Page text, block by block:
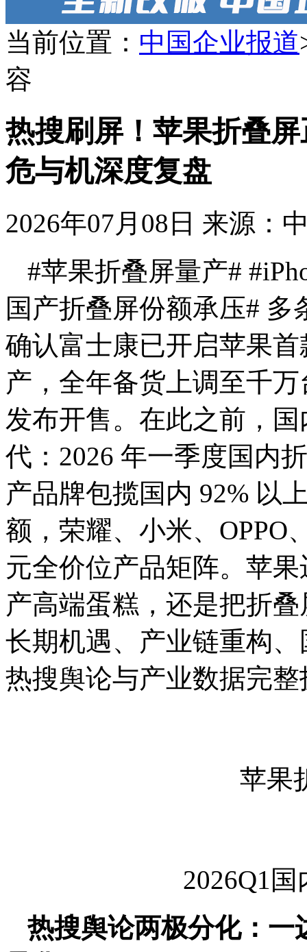
当前位置： 中国企业报道
容
热搜刷屏！苹果折叠
危与机深度复盘
2026年07月08日 来源：
#苹果折叠屏量产#
国产折叠屏份额承压#
确认富士康已开启苹果
产，全年备货上调至千
发布开售。在此之前，
代：2026 年一季度国内
产品牌包揽国内 92% 以
额，荣耀、小米、OPPO
元全价位产品矩阵。苹
产高端蛋糕，还是把折
长期机遇、产业链重构
热搜舆论与产业数据完整
苹果
2026Q1
热搜舆论两极分化：一